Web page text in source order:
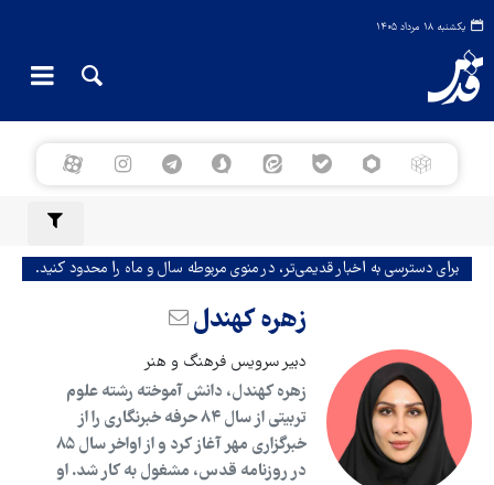
یکشنبه ۱۸ مرداد ۱۴۰۵
برای دسترسی به اخبار قدیمی‌تر، در منوی مربوطه سال و ماه را محدود کنید.
زهره کهندل
دبیر سرویس فرهنگ و هنر
زهره کهندل، دانش آموخته رشته علوم
تربیتی از سال ۸۴ حرفه خبرنگاری را از
خبرگزاری مهر آغاز کرد و از اواخر سال ۸۵
در روزنامه قدس، مشغول به کار شد. او